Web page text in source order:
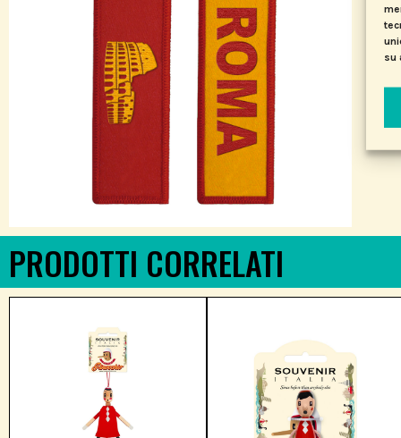
su
PRODOTTI CORRELATI